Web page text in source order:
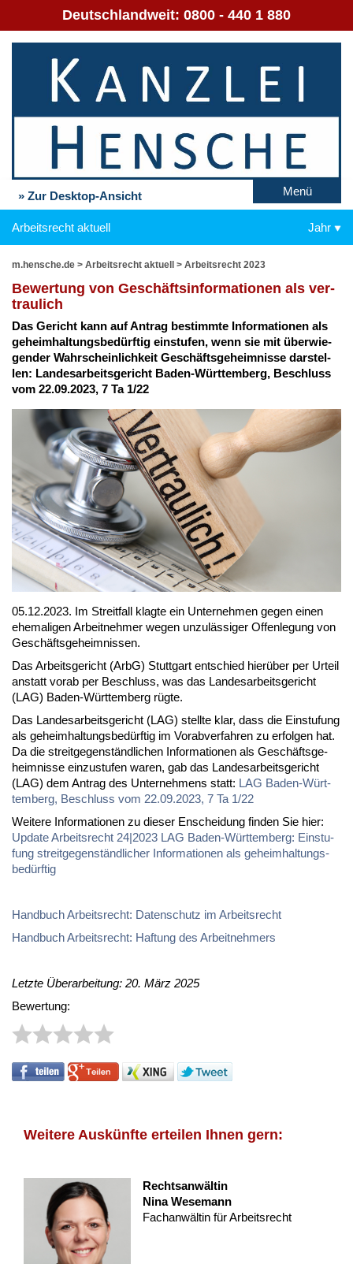
Deutschlandweit: 0800 - 440 1 880
» Zur Desktop-Ansicht Menü
Arbeitsrecht aktuell Jahr
m.hensche.de > Arbeitsrecht aktuell > Arbeitsrecht 2023
Be­wer­tung von Ge­schäfts­in­for­ma­tio­nen als ver­
trau­lich
Das Ge­richt kann auf An­trag be­stimm­te In­for­ma­tio­nen als
ge­heim­hal­tungs­be­dürf­tig ein­stu­fen, wenn sie mit über­wie­
gen­der Wahr­schein­lich­keit Ge­schäfts­ge­heim­nis­se dar­stel­
len: Lan­des­ar­beits­ge­richt Ba­den-Würt­tem­berg, Be­schluss
vom 22.09.2023, 7 Ta 1/22
05.12.2023. Im Streit­fall klag­te ein Un­ter­neh­men ge­gen ei­nen
ehe­ma­li­gen Ar­beit­neh­mer we­gen un­zu­läs­si­ger Of­fen­le­gung von
Ge­schäfts­ge­heim­nis­sen.
Das Ar­beits­ge­richt (ArbG) Stutt­gart ent­schied hier­über per Ur­teil
an­statt vor­ab per Be­schluss, was das Lan­des­ar­beits­ge­richt
(LAG) Ba­den-Würt­tem­berg rüg­te.
Das Lan­des­ar­beits­ge­richt (LAG) stell­te klar, dass die Ein­stu­fung
als ge­heim­hal­tungs­be­dürf­tig im Vor­ab­ver­fah­ren zu er­fol­gen hat.
Da die streit­ge­gen­ständ­li­chen In­for­ma­tio­nen als Ge­schäfts­ge­
heim­nis­se ein­zu­stu­fen wa­ren, gab das Lan­des­ar­beits­ge­richt
(LAG) dem An­trag des Un­ter­neh­mens statt: LAG Ba­den-Würt­
tem­berg, Be­schluss vom 22.09.2023, 7 Ta 1/22
Wei­te­re In­for­ma­tio­nen zu die­ser En­schei­dung fin­den Sie hier:
Up­date Ar­beits­recht 24|2023 LAG Ba­den-Würt­tem­berg: Ein­stu­
fung streit­ge­gen­ständ­li­cher In­for­ma­tio­nen als ge­heim­hal­tungs­
be­dürf­tig
Hand­buch Ar­beits­recht: Da­ten­schutz im Ar­beits­recht
Hand­buch Ar­beits­recht: Haf­tung des Ar­beit­neh­mers
Letzte Überarbeitung: 20. März 2025
Bewertung:
Weitere Auskünfte erteilen Ihnen gern:
Rechtsanwältin
Nina Wesemann
Fachanwältin für Arbeitsrecht